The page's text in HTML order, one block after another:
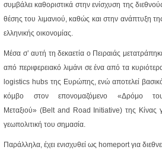
συμβάλει καθοριστικά στην ενίσχυση της
θέσης του λιμανιού, καθώς και στην ανάπτυξη
ελληνικής οικονομίας.
Μέσα σ’ αυτή τη δεκαετία ο Πειραιάς
από περιφερειακό λιμάνι σε ένα από τα
logistics hubs της Ευρώπης, ενώ αποτελεί
κόμβο στον επονομαζόμενο «Δρόμο
Μεταξιού» (Belt and Road Initiative) της Κίνας
γεωπολιτική του σημασία.
Παράλληλα, έχει ενισχυθεί ως homeport για